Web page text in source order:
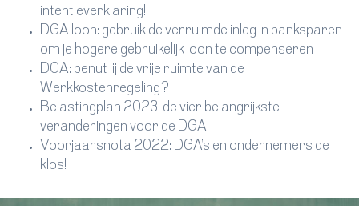
intentieverklaring!
DGA loon: gebruik de verruimde inleg in banksparen
om je hogere gebruikelijk loon te compenseren
DGA: benut jij de vrije ruimte van de
Werkkostenregeling?
Belastingplan 2023: de vier belangrijkste
veranderingen voor de DGA!
Voorjaarsnota 2022: DGA's en ondernemers de
klos!